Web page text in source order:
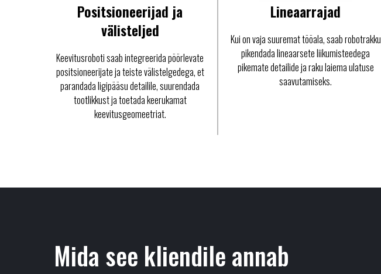
Positsioneerijad ja
välisteljed
Keevitusroboti saab integreerida pöörlevate
positsioneerijate ja teiste välistelgedega, et
parandada ligipääsu detailile, suurendada
tootlikkust ja toetada keerukamat
keevitusgeomeetriat.
Lineaarrajad
Kui on vaja suuremat tööala, saab robotrakku
pikendada lineaarsete liikumisteedega
pikemate detailide ja raku laiema ulatuse
saavutamiseks.
Mida see kliendile annab